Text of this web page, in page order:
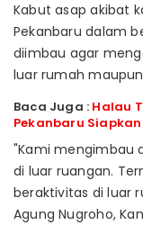
Kabut asap akibat
Pekanbaru dalam
diimbau agar
luar rumah
Baca Juga : Halau
Pekanbaru
"Kami mengimbau
di luar ruangan.
beraktivitas di luar
Agung Nugroho,